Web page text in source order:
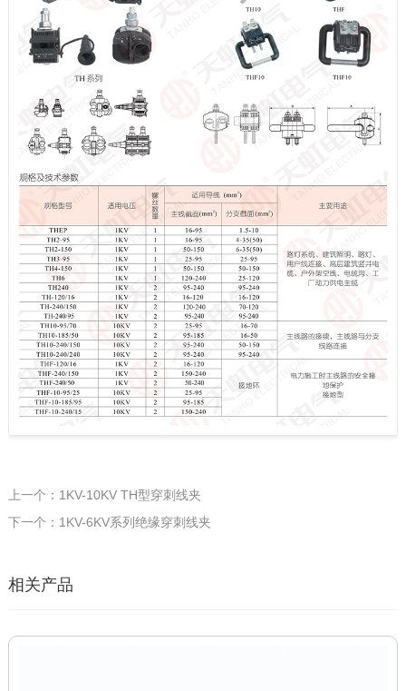
上一个：1KV-10KV TH型穿刺线夹
下一个：1KV-6KV系列绝缘穿刺线夹
相关产品